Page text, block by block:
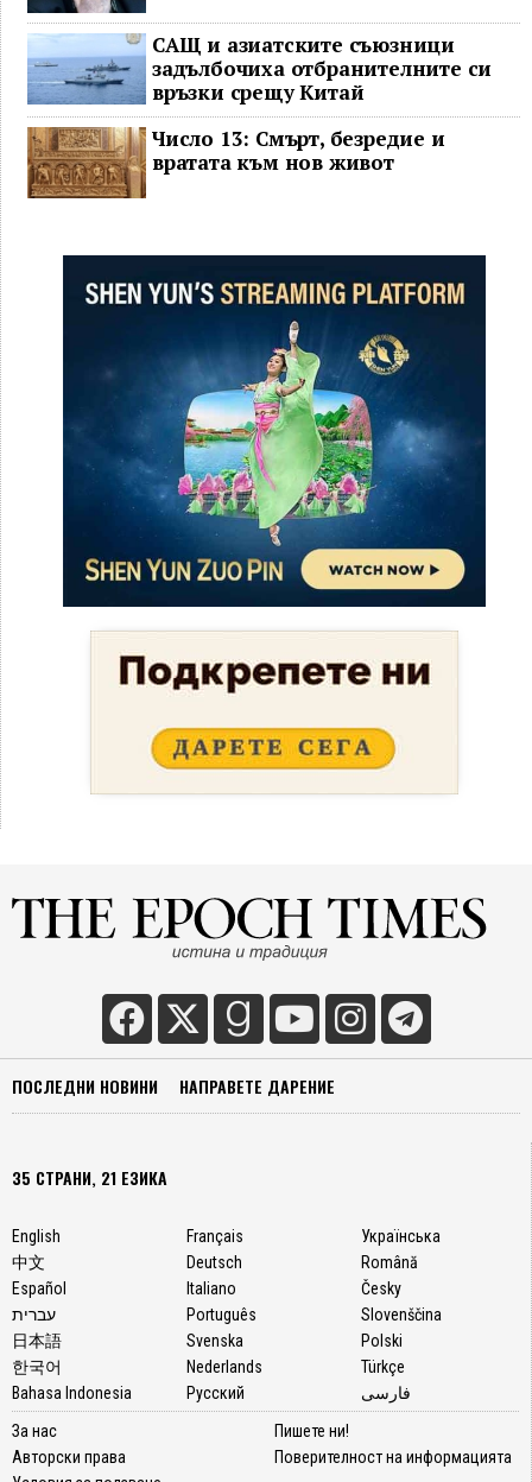
САЩ и азиатските съюзници
задълбочиха отбранителните си
връзки срещу Китай
Число 13: Смърт, безредие и
вратата към нов живот
ПОСЛЕДНИ НОВИНИ НАПРАВЕТЕ ДАРЕНИЕ
35 СТРАНИ, 21 ЕЗИКА
English
中文
Español
עברית
日本語
한국어
Bahasa Indonesia
Français
Deutsch
Italiano
Português
Svenska
Nederlands
Русский
Українська
Română
Česky
Slovenščina
Polski
Türkçe
فارسی
За нас
Авторски права
Пишете ни!
Поверителност на информацията